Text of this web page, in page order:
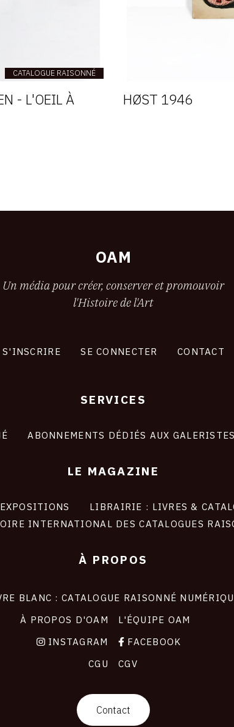
CATALOGUE RAISONNÉ
- L'OEIL À
HØST 1946
OAM
Un média pour créer, conserver et promouvoir
l'Histoire de l'Art
S'INSCRIRE SE CONNECTER CONTACT
SERVICES
ABONNEMENTS DÉDIÉS AUX GALERISTES
LE MAGAZINE
LIBRAIRIE : LIVRES &
INTERNATIONAL DES CATALOGUES
À PROPOS
BLANC : CATALOGUE RAISONNÉ
À PROPOS D'OAM
L'ÉQUIPE OAM
INSTAGRAM
FACEBOOK
CGU
CGV
Contact